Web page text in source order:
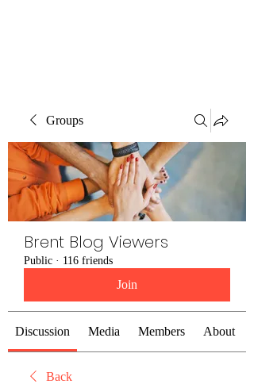
Groups
Brent Blog Viewers
Public · 116 friends
Join
Discussion Media Members About
Back